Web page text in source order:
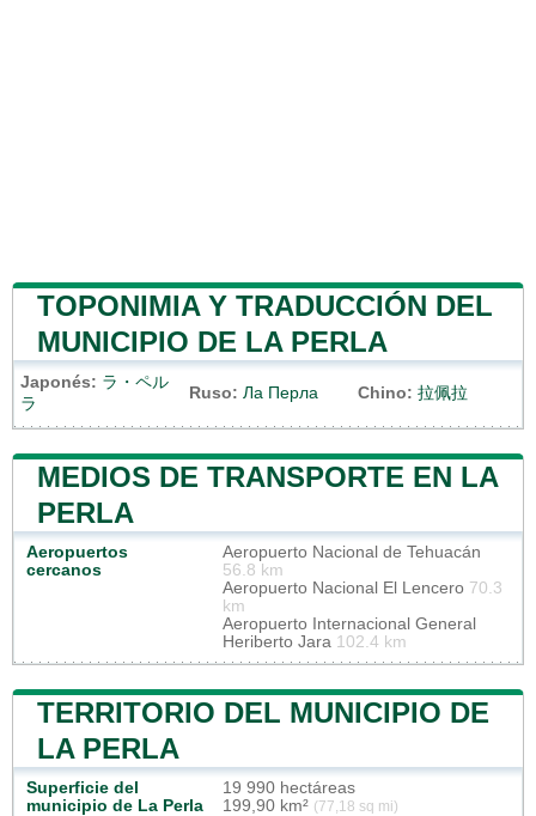
TOPONIMIA Y TRADUCCIÓN DEL
MUNICIPIO DE LA PERLA
Japonés: ラ・ペル
ラ
Ruso: Ла Перла Chino: 拉佩拉
MEDIOS DE TRANSPORTE EN LA
PERLA
Aeropuertos
cercanos
Aeropuerto Nacional de Tehuacán
56.8 km
Aeropuerto Nacional El Lencero 70.3
km
Aeropuerto Internacional General
Heriberto Jara 102.4 km
TERRITORIO DEL MUNICIPIO DE
LA PERLA
Superficie del
municipio de La Perla
19 990 hectáreas
199,90 km² (77,18 sq mi)